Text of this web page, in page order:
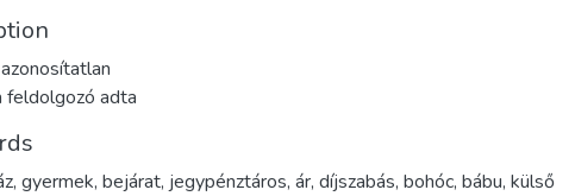
feldolgozó adta
, gyermek, bejárat, jegypénztáros, ár, díjszabás, bohóc, bábu, külső